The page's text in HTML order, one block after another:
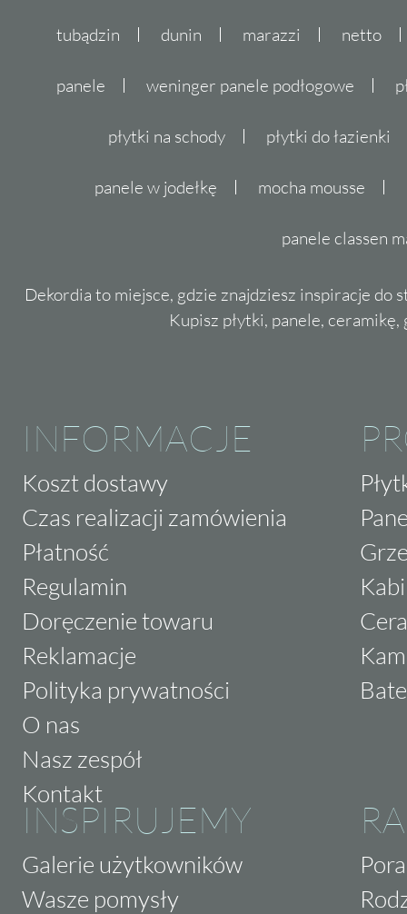
tubądzin dunin marazzi netto
panele weninger panele podłogowe
płytki na schody płytki do łazienki
panele w jodełkę mocha mousse
panele classen
Dekordia to miejsce, gdzie znajdziesz inspiracje do
Kupisz płytki, panele,
INFORMACJE
Koszt dostawy
Czas realizacji zamówienia
Płatność
Regulamin
Doręczenie towaru
Reklamacje
Polityka prywatności
O nas
Nasz zespół
Kontakt
INSPIRUJEMY
Galerie użytkowników
Wasze pomysły